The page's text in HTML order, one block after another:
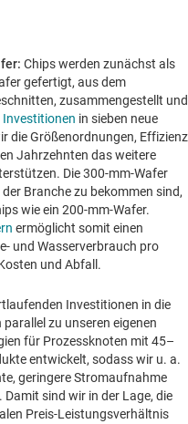
Chips werden zunächst als
gefertigt, aus dem
zusammengestellt und
Investitionen in sieben neue
die Größenordnungen, Effizienz
Jahrzehnten das weitere
Die 300-mm-Wafer
Branche zu bekommen sind,
wie ein 200-mm-Wafer.
ermöglicht somit einen
und Wasserverbrauch pro
und Abfall.
Investitionen in die
zu unseren eigenen
für Prozessknoten mit 45–
entwickelt, sodass wir u. a.
geringere Stromaufnahme
sind wir in der Lage, die
Preis-Leistungsverhältnis